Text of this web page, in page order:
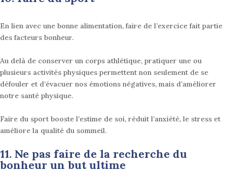
En lien avec une bonne alimentation, faire de l’exercice fait partie
des facteurs bonheur.
Au delà de conserver un corps athlétique, pratiquer une ou
plusieurs activités physiques permettent non seulement de se
défouler et d’évacuer nos émotions négatives, mais d’améliorer
notre santé physique.
Faire du sport booste l’estime de soi, réduit l’anxiété, le stress et
améliore la qualité du sommeil.
11. Ne pas faire de la recherche du
bonheur un but ultime